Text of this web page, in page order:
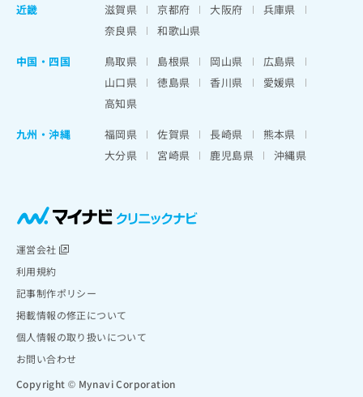
近畿
滋賀県 京都府 大阪府
兵庫県
奈良県
和歌山県
中国・四国
鳥取県 島根県 岡山県
広島県
山口県
徳島県 香川県
愛媛県
高知県
九州・沖縄
福岡県 佐賀県 長崎県
熊本県
大分県
宮崎県 鹿児島県 沖縄県
運営会社
利用規約
記事制作ポリシー
掲載情報の修正について
個人情報の取り扱いについて
お問い合わせ
Copyright © Mynavi Corporation